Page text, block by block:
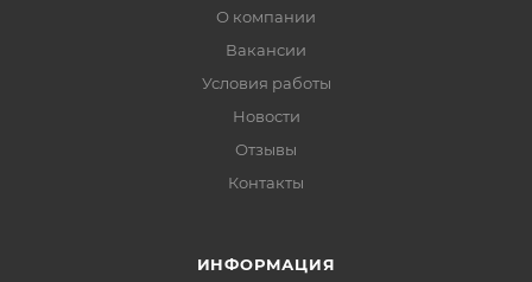
О компании
Вакансии
Условия работы
Новости
Отзывы
Контакты
ИНФОРМАЦИЯ